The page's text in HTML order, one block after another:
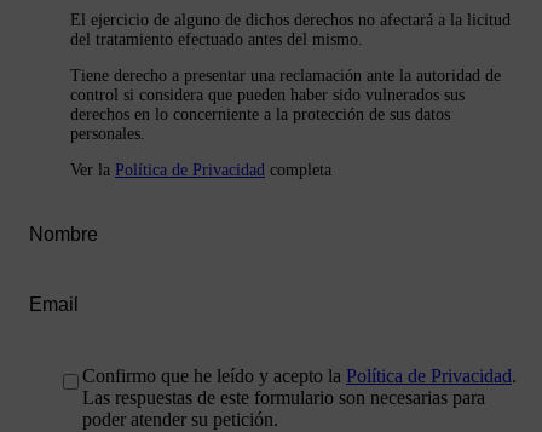
El ejercicio de alguno de dichos derechos no afectará a la licitud
del tratamiento efectuado antes del mismo.
Tiene derecho a presentar una reclamación ante la autoridad de
control si considera que pueden haber sido vulnerados sus
derechos en lo concerniente a la protección de sus datos
personales.
Ver la Política de Privacidad completa
Confirmo que he leído y acepto la Política de Privacidad.
Las respuestas de este formulario son necesarias para
poder atender su petición.